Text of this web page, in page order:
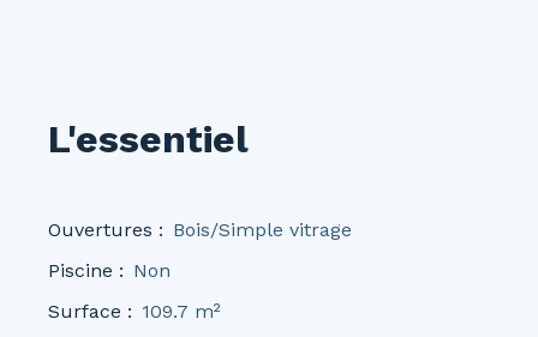
L'essentiel
Ouvertures : Bois/Simple vitrage
Piscine : Non
Surface : 109.7 m²